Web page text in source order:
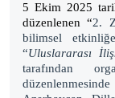
5 Ekim 2025
düzenlenen “2.
bilimsel
“Uluslararası
tarafından